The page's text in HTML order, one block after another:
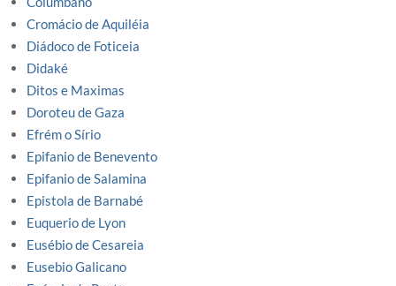
Cromácio de Aquiléia
Diádoco de Foticeia
Didaké
Ditos e Maximas
Doroteu de Gaza
Efrém o Sírio
Epifanio de Benevento
Epifanio de Salamina
Epistola de Barnabé
Euquerio de Lyon
Eusébio de Cesareia
Eusebio Galicano